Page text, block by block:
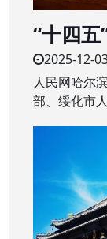
“十四
质量提
校
2025-12-
人民网哈尔
部、绥化市
“十四五”时